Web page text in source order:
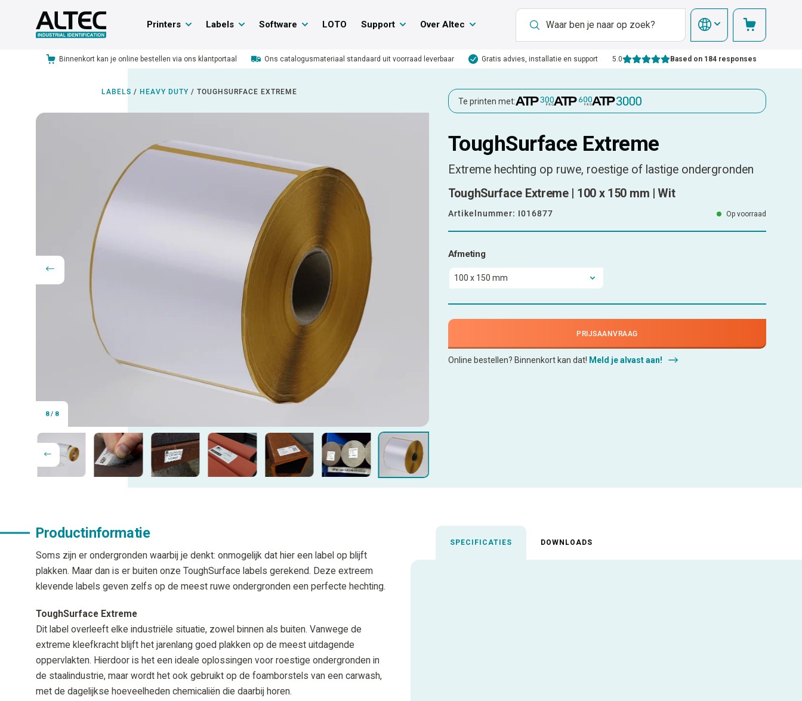
Printers Labels Software LOTO Support Over Altec
Binnenkort kan je online bestellen via ons klantportaal Ons catalogusmateriaal standaard uit voorraad leverbaar Gratis advies, installatie en support 5.0 Based on 184 responses
LABELS / HEAVY DUTY / TOUGHSURFACE EXTREME
8/ 8
Te printen met:
ToughSurface Extreme
Extreme hechting op ruwe, roestige of lastige ondergronden
ToughSurface Extreme | 100 x 150 mm | Wit
Artikelnummer: I016877 Op voorraad
Afmeting
PRIJSAANVRAAG
Online bestellen? Binnenkort kan dat! Meld je alvast aan!
Productinformatie
Soms zijn er ondergronden waarbij je denkt: onmogelijk dat hier een label op blijft
plakken. Maar dan is er buiten onze ToughSurface labels gerekend. Deze extreem
klevende labels geven zelfs op de meest ruwe ondergronden een perfecte hechting.
ToughSurface Extreme
Dit label overleeft elke industriële situatie, zowel binnen als buiten. Vanwege de
extreme kleefkracht blijft het jarenlang goed plakken op de meest uitdagende
oppervlakten. Hierdoor is het een ideale oplossingen voor roestige ondergronden in
de staalindustrie, maar wordt het ook gebruikt op de foamborstels van een carwash,
met de dagelijkse hoeveelheden chemicaliën die daarbij horen.
SPECIFICATIES DOWNLOADS